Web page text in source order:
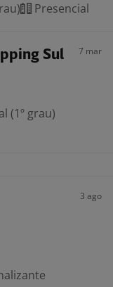
Presencial
Sul 7 mar
(1º grau)
3 ago